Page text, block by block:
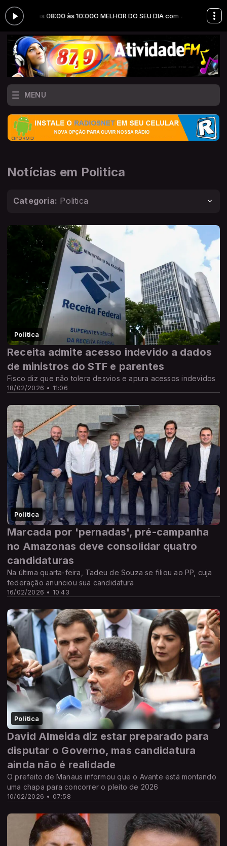
das 08:00 às 10:00O MELHOR DO SEU DIA com JOTA ERRY
MENU
Notícias em Politica
Categoria: Politica
Politica
18/02/2026 • 11:06
Receita admite acesso indevido a dados
de ministros do STF e parentes
Fisco diz que não tolera desvios e apura acessos indevidos
Politica
16/02/2026 • 10:43
Marcada por 'pernadas', pré-campanha
no Amazonas deve consolidar quatro
candidaturas
Na última quarta-feira, Tadeu de Souza se filiou ao PP, cuja
federação anunciou sua candidatura
Politica
10/02/2026 • 07:58
David Almeida diz estar preparado para
disputar o Governo, mas candidatura
ainda não é realidade
O prefeito de Manaus informou que o Avante está montando
uma chapa para concorrer o pleito de 2026